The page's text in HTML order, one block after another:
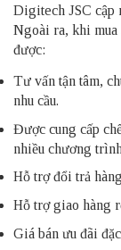
Digitech JSC cập
Ngoài ra, khi mua
được:
Tư vấn tận tâm,
nhu cầu.
Được cung cấp
nhiều chương
Hỗ trợ đổi trả
Hỗ trợ giao hàng
Giá bán ưu đãi